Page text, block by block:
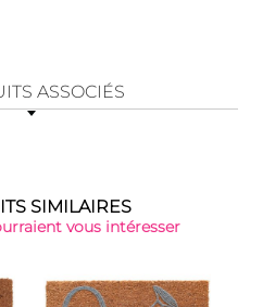
ASSOCIÉS
SIMILAIRES
vous intéresser